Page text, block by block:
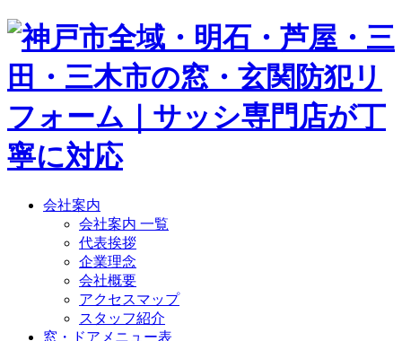
会社案内
会社案内 一覧
代表挨拶
企業理念
会社概要
アクセスマップ
スタッフ紹介
窓・ドアメニュー表